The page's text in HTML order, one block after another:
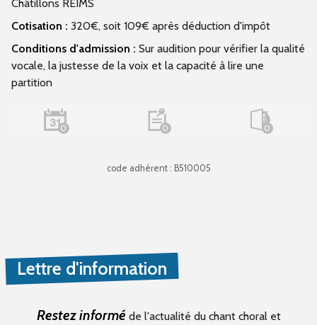
Châtillons REIMS
Cotisation : 320€, soit 109€ après déduction d'impôt
Conditions d'admission : Sur audition pour vérifier la qualité
vocale, la justesse de la voix et la capacité à lire une
partition
0 0 0
code adhérent : B510005
Lettre d'information
Restez informé de l'actualité du chant choral et